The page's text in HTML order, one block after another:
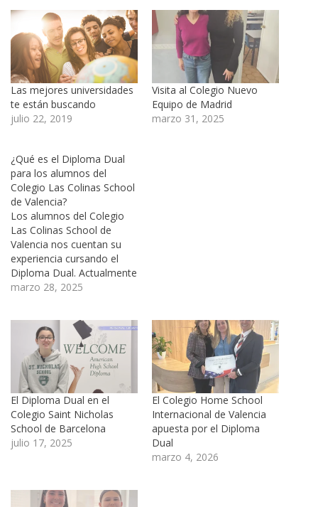
Las mejores universidades
te están buscando
julio 22, 2019
Visita al Colegio Nuevo
Equipo de Madrid
marzo 31, 2025
¿Qué es el Diploma Dual
para los alumnos del
Colegio Las Colinas School
de Valencia?
Los alumnos del Colegio
Las Colinas School de
Valencia nos cuentan su
experiencia cursando el
Diploma Dual. Actualmente
se encuentran realizando el
llena de aprendizaje. En
este vídeo, nos hablan
sobre cómo trabajan
semanalmente para
realizar las tareas y sobre
la importancia…
marzo 28, 2025
El Diploma Dual en el
Colegio Saint Nicholas
School de Barcelona
julio 17, 2025
El Colegio Home School
Internacional de Valencia
apuesta por el Diploma
Dual
marzo 4, 2026